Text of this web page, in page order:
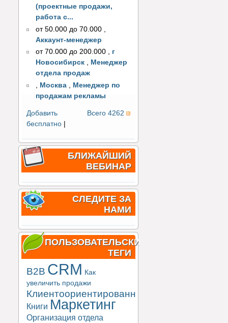
(проектные продажи,
работа с...
от 50.000 до 70.000
Аккаунт-менеджер
от 70.000 до 200.000 , г
Новосибирск , Менеджер
отдела продаж
, Москва , Менеджер по
продажам рекламы
Всего 4262
Добавить
бесплатно
БЛИЖАЙШИЙ
ВЕБИНАР
СЛЕДИТЕ ЗА
НАМИ
ПОЛЬЗОВАТЕЛЬСКИЕ
ТЕГИ
B2B CRM Как
увеличить продажи
Клиентоориентированность
Книги Маркетинг
Организация отдела